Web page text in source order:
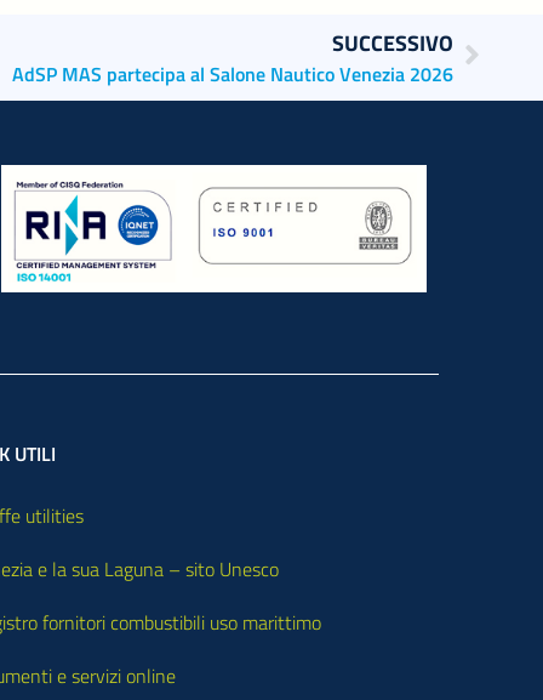
SUCCESSIVO
AdSP MAS partecipa al Salone Nautico Venezia 2026
UTILI
utilities
e la sua Laguna – sito Unesco
fornitori combustibili uso marittimo
e servizi online